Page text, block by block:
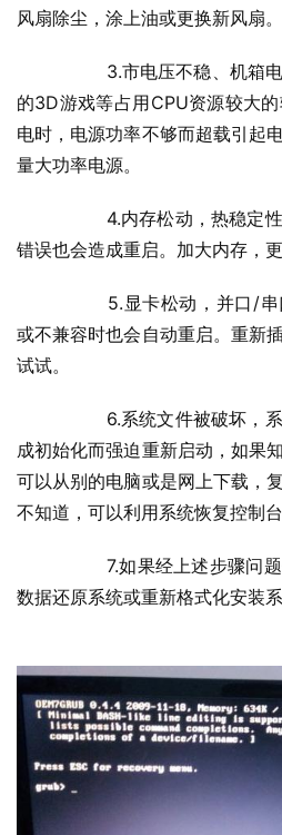
风扇除尘，涂上油或更换新风扇。
的3D游戏等占用CPU资源较大
电时，电源功率不够而超载引起
量大功率电源。
错误也会造成重启。加大内存，
或不兼容时也会自动重启。重新
试试。
成初始化而强迫重新启动，如果
可以从别的电脑或是网上下载，
不知道，可以利用系统恢复控制
数据还原系统或重新格式化安装